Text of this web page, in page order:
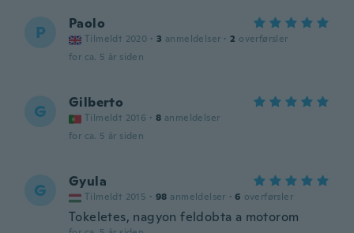
P Paolo
Tilmeldt 2020 · 3 anmeldelser · 2 overførsler
for ca. 5 år siden
G Gilberto
Tilmeldt 2016 · 8 anmeldelser
for ca. 5 år siden
G Gyula
Tilmeldt 2015 · 98 anmeldelser · 6 overførsler
Tokeletes, nagyon feldobta a motorom